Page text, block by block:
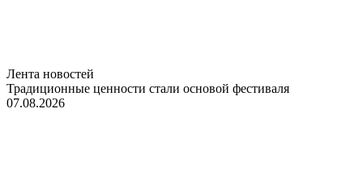
Лента новостей
Традиционные ценности стали основой фестиваля
07.08.2026